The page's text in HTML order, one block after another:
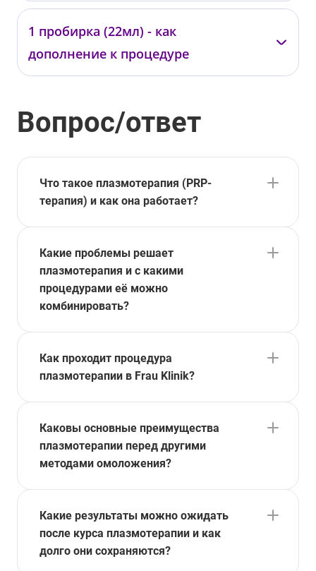
01976
от 32 000 ₽
1 пробирка (22мл) - как
дополнение к процедуре
01978
от 29 000 ₽
Вопрос/ответ
Что такое плазмотерапия (PRP-
терапия) и как она работает?
Какие проблемы решает
плазмотерапия и с какими
процедурами её можно
комбинировать?
Как проходит процедура
плазмотерапии в Frau Klinik?
Каковы основные преимущества
плазмотерапии перед другими
методами омоложения?
Какие результаты можно ожидать
после курса плазмотерапии и как
долго они сохраняются?